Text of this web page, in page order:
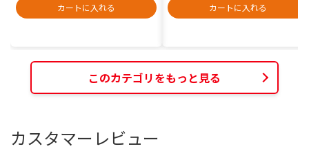
カートに入れる
カートに入れる
このカテゴリをもっと見る
カスタマーレビュー